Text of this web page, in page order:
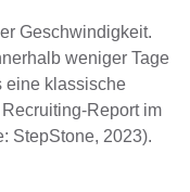
Geschwindigkeit.
weniger Tage
eine klassische
Report im
StepStone, 2023).